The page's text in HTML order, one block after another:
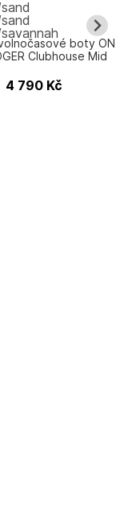
boty ON
Clubhouse Mid
4 790 Kč